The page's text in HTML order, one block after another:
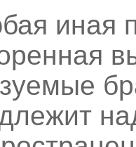
иная